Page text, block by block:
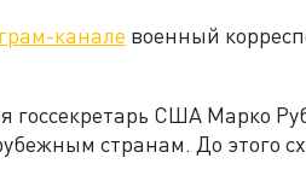
канале военный
госсекретарь США Марко
странам. До этого